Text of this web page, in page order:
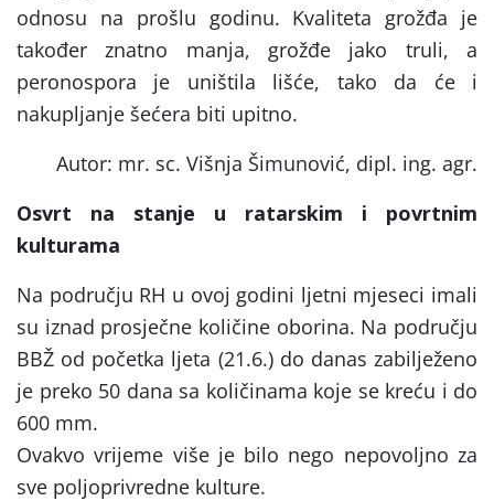
odnosu na prošlu godinu. Kvaliteta grožđa je
također znatno manja, grožđe jako truli, a
peronospora je uništila lišće, tako da će i
nakupljanje šećera biti upitno.
Autor: mr. sc. Višnja Šimunović, dipl. ing. agr.
Osvrt na stanje u ratarskim i povrtnim
kulturama
Na području RH u ovoj godini ljetni mjeseci imali
su iznad prosječne količine oborina. Na području
BBŽ od početka ljeta (21.6.) do danas zabilježeno
je preko 50 dana sa količinama koje se kreću i do
600 mm.
Ovakvo vrijeme više je bilo nego nepovoljno za
sve poljoprivredne kulture.